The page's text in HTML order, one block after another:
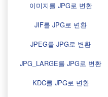
이미지를 JPG로 변환
JIF를 JPG로 변환
JPEG를 JPG로 변환
JPG_LARGE를 JPG로 변환
KDC를 JPG로 변환